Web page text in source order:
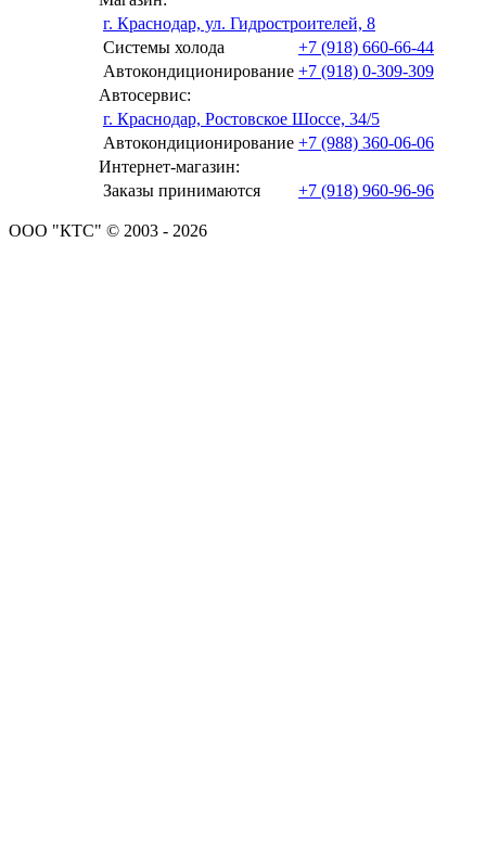
г. Краснодар, ул. Гидростроителей, 8
Системы холода
+7 (918) 660-66-44
Автокондиционирование +7 (918) 0-309-309
Автосервис:
г. Краснодар, Ростовское Шоссе, 34/5
Автокондиционирование +7 (988) 360-06-06
Интернет-магазин:
Заказы принимаются
+7 (918) 960-96-96
ООО "КТС" © 2003 - 2026